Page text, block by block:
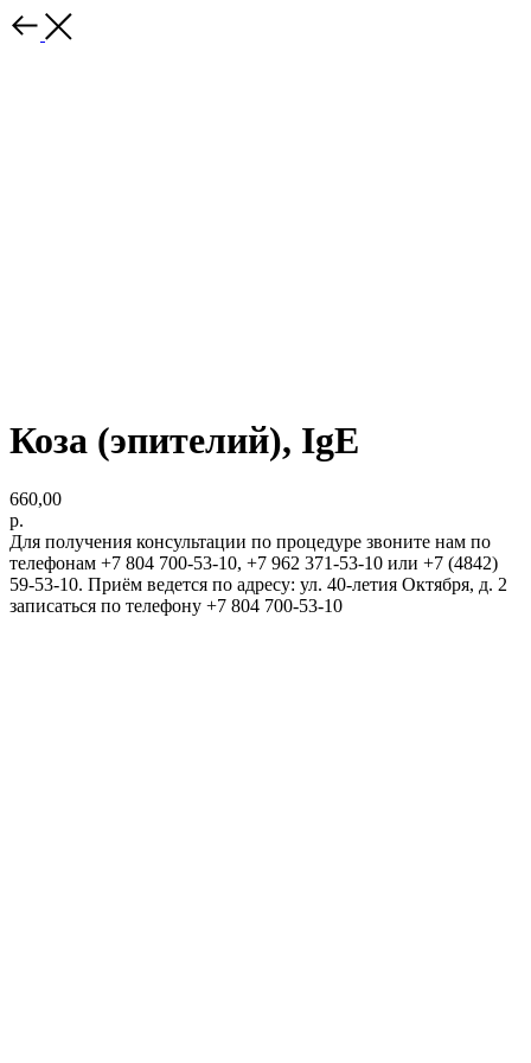
Коза (эпителий), IgE
660,00
р.
Для получения консультации по процедуре звоните нам по
телефонам +7 804 700-53-10, +7 962 371-53-10 или +7 (4842)
59-53-10. Приём ведется по адресу: ул. 40-летия Октября, д. 2
записаться по телефону +7 804 700-53-10